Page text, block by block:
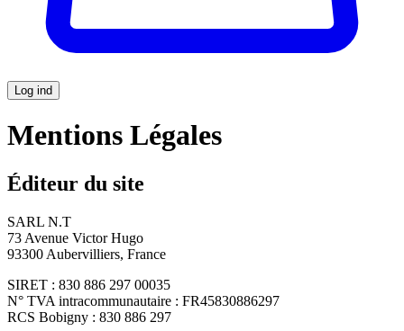
Log ind
Mentions Légales
Éditeur du site
SARL N.T
73 Avenue Victor Hugo
93300 Aubervilliers, France
SIRET : 830 886 297 00035
N° TVA intracommunautaire : FR45830886297
RCS Bobigny : 830 886 297